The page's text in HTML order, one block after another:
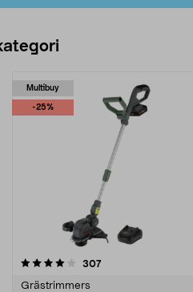
Multibuy
-25%
307recensioner
Grästrimmers
4.5 av 5 stjärnor